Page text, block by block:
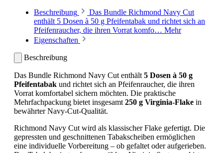
Beschreibung
Das Bundle Richmond Navy Cut
enthält 5 Dosen à 50 g Pfeifentabak und richtet sich an
Pfeifenraucher, die ihren Vorrat komfo… Mehr
Eigenschaften
Beschreibung
Das Bundle Richmond Navy Cut enthält5 Dosen à 50 g
Pfeifentabak und richtet sich an Pfeifenraucher, die ihren
Vorrat komfortabel sichern möchten. Die praktische
Mehrfachpackung bietet insgesamt250 g Virginia-Flake in
bewährter Navy-Cut-Qualität.
Richmond Navy Cut wird als klassischer Flake gefertigt. Die
gepressten und geschnittenen Tabakscheiben ermöglichen
eine individuelle Vorbereitung – ob gefaltet oder aufgerieben.